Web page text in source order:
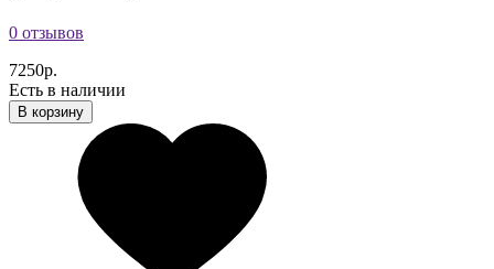
0 отзывов
7250р.
Есть в наличии
В корзину